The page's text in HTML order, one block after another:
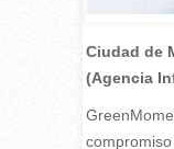
Ciudad de
(Agencia
G